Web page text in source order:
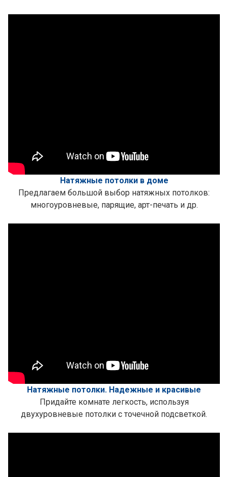
Натяжные потолки в доме
Предлагаем большой выбор натяжных потолков:
многоуровневые, парящие, арт-печать и др.
Натяжные потолки. Надежные и красивые
Придайте комнате легкость, используя
двухуровневые потолки с точечной подсветкой.